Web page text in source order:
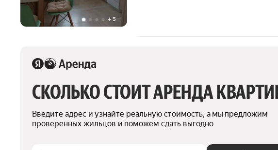
+ 5
СКОЛЬКО СТОИТ АРЕНДА
Введите адрес и узнайте реальную стоимость, а мы предложим
проверенных жильцов и поможем сдать выгодно